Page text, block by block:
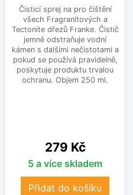
Čisticí sprej na pro čištění
všech Fragranitových a
Tectonite dřezů Franke. Čistič
jemně odstraňuje vodní
kámen s dalšími nečistotami a
pokud se používá pravidelně,
poskytuje produktu trvalou
ochranu. Objem 250 ml.
Cena
279 Kč
5 a více skladem
Přidat do košíku